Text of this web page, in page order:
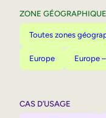
ZONE GÉOGRAPHIQUE
Toutes zones
Europe Europe
CAS D’USAGE